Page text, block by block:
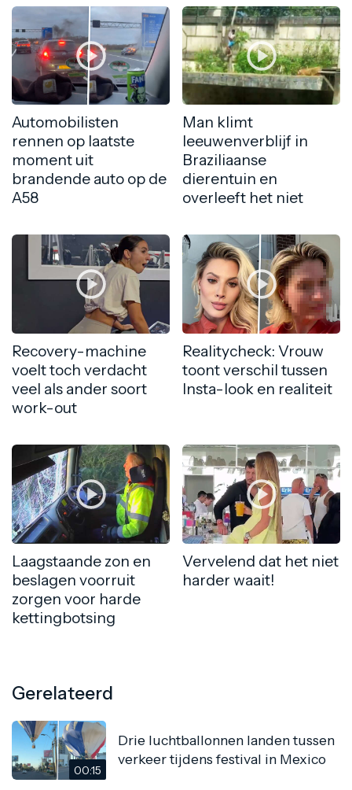
Automobilisten
rennen op laatste
moment uit
brandende auto op de
A58
Man klimt
leeuwenverblijf in
Braziliaanse
dierentuin en
overleeft het niet
Recovery-machine
voelt toch verdacht
veel als ander soort
work-out
Realitycheck: Vrouw
toont verschil tussen
Insta-look en realiteit
Laagstaande zon en
beslagen voorruit
zorgen voor harde
kettingbotsing
Vervelend dat het niet
harder waait!
Gerelateerd
00:15
Drie luchtballonnen landen tussen
verkeer tijdens festival in Mexico